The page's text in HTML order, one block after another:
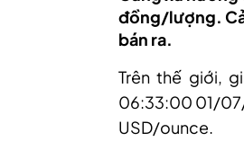
đồng/lượng.
bán ra.
Trên thế giới, g
06:33:00 01/
USD/ounce.